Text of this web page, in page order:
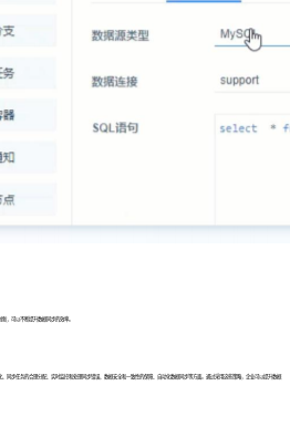
，可以不断提升数据同步的效率。
同步任务的合理分配、实时监控和处理同步错误、数据安全和一致性的保障、自动化数据同步等方面。通过采用这些策略，企业可以提升数据